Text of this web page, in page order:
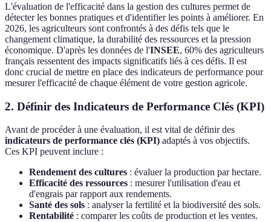
L'évaluation de l'efficacité dans la gestion des cultures permet de
détecter les bonnes pratiques et d'identifier les points à améliorer. En
2026, les agriculteurs sont confrontés à des défis tels que le
changement climatique, la durabilité des ressources et la pression
économique. D'après les données de l'INSEE, 60% des agriculteurs
français ressentent des impacts significatifs liés à ces défis. Il est
donc crucial de mettre en place des indicateurs de performance pour
mesurer l'efficacité de chaque élément de votre gestion agricole.
2. Définir des Indicateurs de Performance Clés (KPI)
Avant de procéder à une évaluation, il est vital de définir des
indicateurs de performance clés (KPI) adaptés à vos objectifs.
Ces KPI peuvent inclure :
Rendement des cultures : évaluer la production par hectare.
Efficacité des ressources : mesurer l'utilisation d'eau et
d'engrais par rapport aux rendements.
Santé des sols : analyser la fertilité et la biodiversité des sols.
Rentabilité : comparer les coûts de production et les ventes.